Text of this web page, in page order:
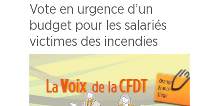
Vote en urgence d’un
budget pour les salariés
victimes des incendies